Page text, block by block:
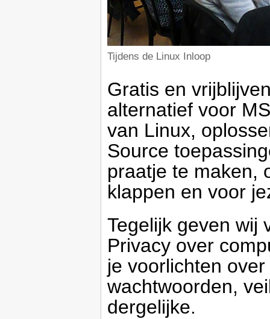
Tijdens de Linux Inloop
Gratis en
alternatief voor
van Linux,
Source
praatje te maken,
klappen en voor
Tegelijk geven wij
Privacy over
je voorlichten
wachtwoorden,
dergelijke.